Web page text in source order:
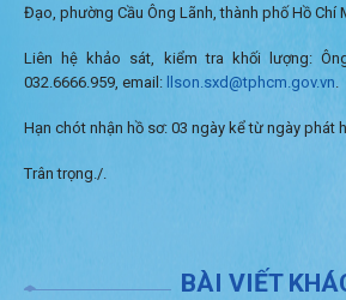
Đạo, phường Cầu Ông Lãnh, thành phố Hồ Chí
Liên hệ khảo sát, kiểm tra khối lượng:
032.6666.959, email:
llson.sxd@tphcm.gov.vn
Hạn chót nhận hồ sơ: 03 ngày kể từ ngày phát
Trân trọng./.
BÀI VIẾT